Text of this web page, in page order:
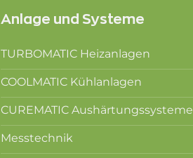
Anlage und Systeme
TURBOMATIC Heizanlagen
COOLMATIC Kühlanlagen
CUREMATIC Aushärtungssysteme
Messtechnik